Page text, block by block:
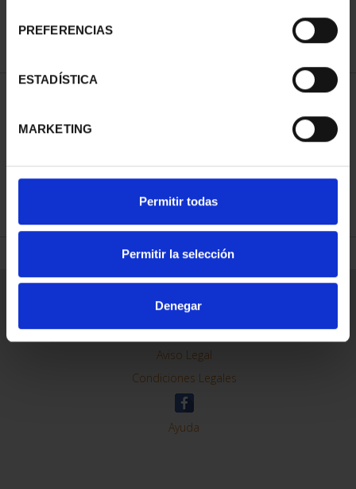
PREFERENCIAS
ESTADÍSTICA
MARKETING
Permitir todas
Permitir la selección
Denegar
REFINAR
Contacto
Preguntas Frequentes (FAQs)
Aviso Legal
Condiciones Legales
Ayuda